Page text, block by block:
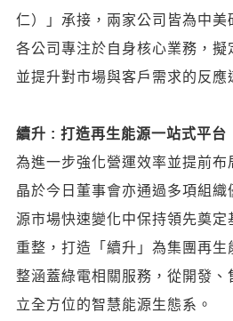
仁）」承接，兩家公司皆為中
各公司專注於自身核心業務，擬
並提升對市場與客戶需求的反應
續升 : 打造再生能源一站式平台
為進一步強化營運效率並提前
晶於今日董事會亦通過多項組織
源市場快速變化中保持領先奠
重整，打造「續升」為集團再
整涵蓋綠電相關服務，從開發
立全方位的智慧能源生態系。